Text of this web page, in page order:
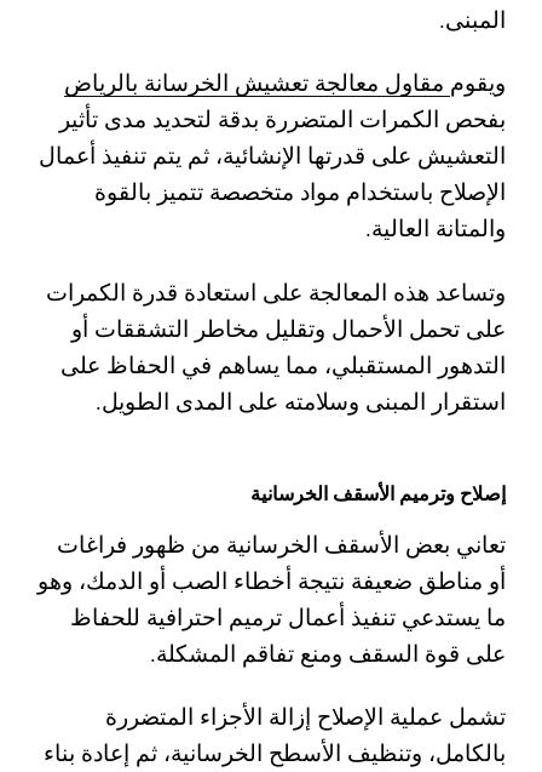
المبنى.
ويقوم مقاول معالجة تعشيش الخرسانة بالرياض
بفحص الكمرات المتضررة بدقة لتحديد مدى تأثير
التعشيش على قدرتها الإنشائية، ثم يتم تنفيذ أعمال
الإصلاح باستخدام مواد متخصصة تتميز بالقوة
والمتانة العالية.
وتساعد هذه المعالجة على استعادة قدرة الكمرات
على تحمل الأحمال وتقليل مخاطر التشققات أو
التدهور المستقبلي، مما يساهم في الحفاظ على
استقرار المبنى وسلامته على المدى الطويل.
إصلاح وترميم الأسقف الخرسانية
تعاني بعض الأسقف الخرسانية من ظهور فراغات
أو مناطق ضعيفة نتيجة أخطاء الصب أو الدمك، وهو
ما يستدعي تنفيذ أعمال ترميم احترافية للحفاظ
على قوة السقف ومنع تفاقم المشكلة.
تشمل عملية الإصلاح إزالة الأجزاء المتضررة
بالكامل، وتنظيف الأسطح الخرسانية، ثم إعادة بناء